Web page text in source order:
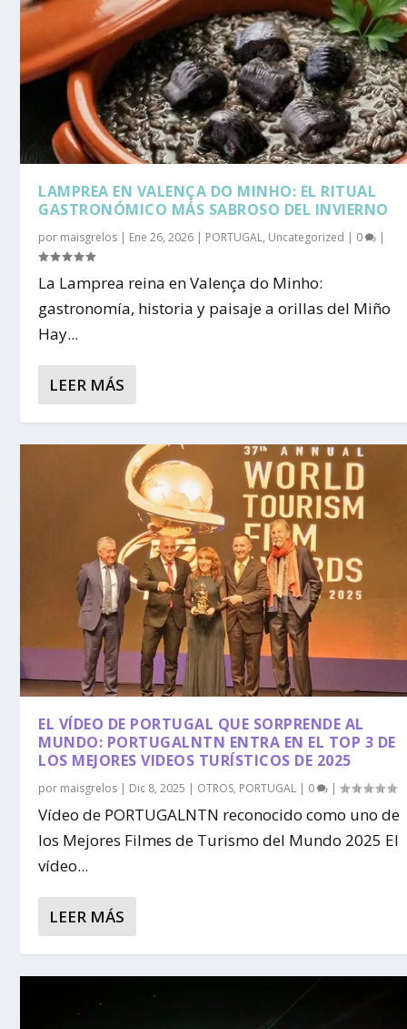
LAMPREA EN VALENÇA DO MINHO: EL RITUAL
GASTRONÓMICO MÁS SABROSO DEL INVIERNO
por maisgrelos | Ene 26, 2026 | PORTUGAL, Uncategorized | 0 |
La Lamprea reina en Valença do Minho:
gastronomía, historia y paisaje a orillas del Miño
Hay...
LEER MÁS
EL VÍDEO DE PORTUGAL QUE SORPRENDE AL
MUNDO: PORTUGALNTN ENTRA EN EL TOP 3 DE
LOS MEJORES VIDEOS TURÍSTICOS DE 2025
por maisgrelos | Dic 8, 2025 | OTROS, PORTUGAL | 0 |
Vídeo de PORTUGALNTN reconocido como uno de
los Mejores Filmes de Turismo del Mundo 2025 El
vídeo...
LEER MÁS